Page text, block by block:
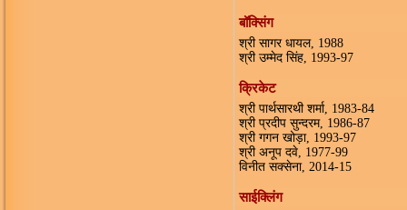
बॉक्सिंग
श्री सागर धायल, 1988
श्री उम्मेद सिंह, 1993-97
क्रिकेट
श्री पार्थसारथी शर्मा, 1983-84
श्री प्रदीप सुन्दरम, 1986-87
श्री गगन खोड़ा, 1993-97
श्री अनूप दवे, 1977-99
विनीत सक्सेना, 2014-15
साईक्लिंग